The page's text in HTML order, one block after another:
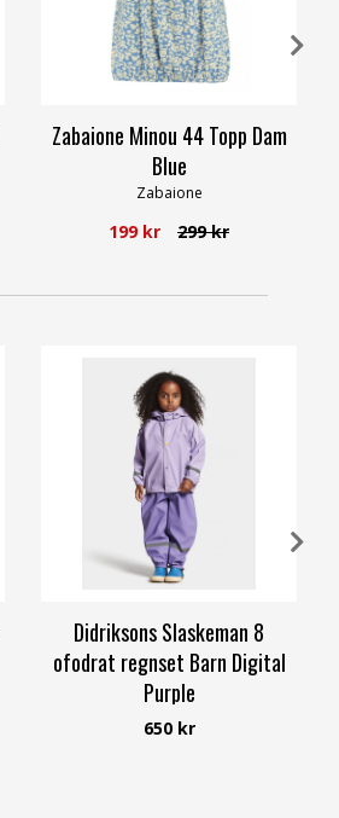
Zabaione Minou 44 Topp Dam
Blue
Zabaione
199 kr 299 kr
Didriksons Slaskeman 8
ofodrat regnset Barn Digital
Purple
Didriksons
650 kr